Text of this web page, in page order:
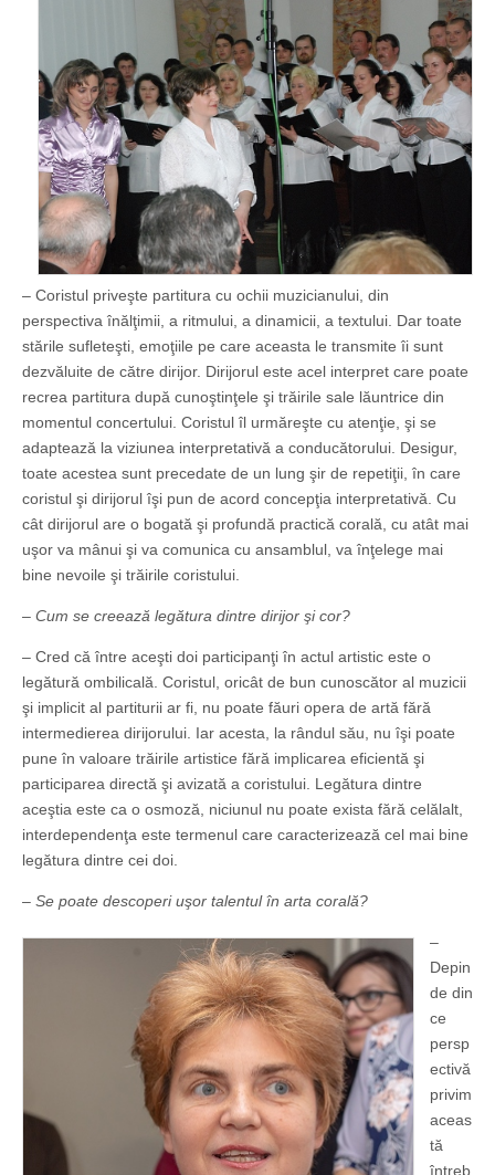
– Coristul priveşte partitura cu ochii muzicianului, din
perspectiva înălţimii, a ritmului, a dinamicii, a textului. Dar toate
stările sufleteşti, emoţiile pe care aceasta le transmite îi sunt
dezvăluite de către dirijor. Dirijorul este acel interpret care poate
recrea partitura după cunoştinţele şi trăirile sale lăuntrice din
momentul concertului. Coristul îl urmăreşte cu atenţie, şi se
adaptează la viziunea interpretativă a conducătorului. Desigur,
toate acestea sunt precedate de un lung şir de repetiţii, în care
coristul şi dirijorul îşi pun de acord concepţia interpretativă. Cu
cât dirijorul are o bogată şi profundă practică corală, cu atât mai
uşor va mânui şi va comunica cu ansamblul, va înţelege mai
bine nevoile şi trăirile coristului.
– Cum se creează legătura dintre dirijor şi cor?
– Cred că între aceşti doi participanţi în actul artistic este o
legătură ombilicală. Coristul, oricât de bun cunoscător al muzicii
şi implicit al partiturii ar fi, nu poate făuri opera de artă fără
intermedierea dirijorului. Iar acesta, la rândul său, nu îşi poate
pune în valoare trăirile artistice fără implicarea eficientă şi
participarea directă şi avizată a coristului. Legătura dintre
aceştia este ca o osmoză, niciunul nu poate exista fără celălalt,
interdependenţa este termenul care caracterizează cel mai bine
legătura dintre cei doi.
– Se poate descoperi uşor talentul în arta corală?
–
Depin
de din
ce
persp
ectivă
privim
aceas
tă
întreb